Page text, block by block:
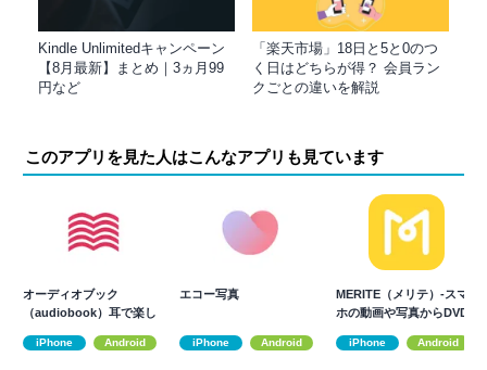
Kindle Unlimitedキャンペーン
【8月最新】まとめ｜3ヵ月99
円など
「楽天市場」18日と5と0のつ
く日はどちらが得？ 会員ラン
クごとの違いを解説
このアプリを見た人はこんなアプリも見ています
オーディオブック
（audiobook）耳で楽し
iPhone Android
エコー写真
iPhone Android
MERITE（メリテ）-スマ
ホの動画や写真からDVD
iPhone Android